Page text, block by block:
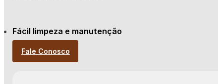
Fácil limpeza e manutenção
Fale Conosco